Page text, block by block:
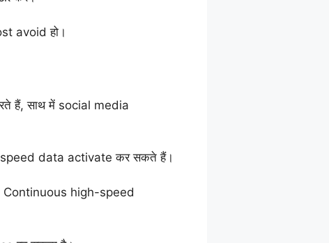
avoid हो।
हैं, साथ में social media
data activate कर सकते हैं।
high-speed